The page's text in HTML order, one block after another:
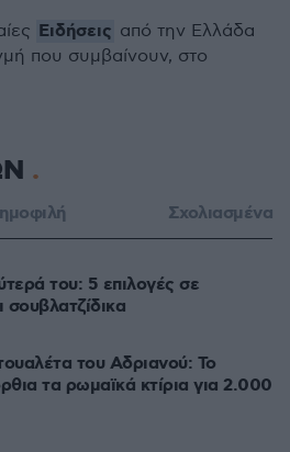
Ειδήσεις από την Ελλάδα
που συμβαίνουν, στο
Σχολιασμένα
του: 5 επιλογές σε
σουβλατζίδικα
του Αδριανού: Το
τα ρωμαϊκά κτίρια για 2.000